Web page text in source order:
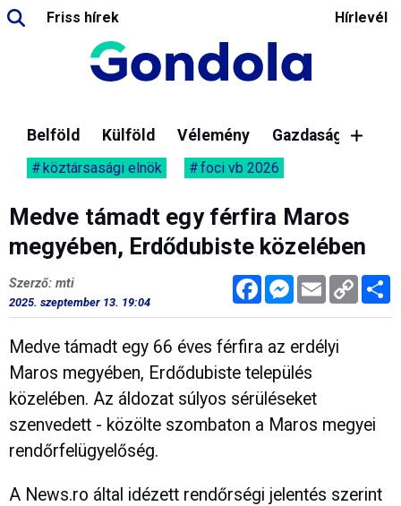
Friss hírek Hírlevél
Belföld Külföld Vélemény Gazdaság
köztársasági elnök foci vb 2026
Medve támadt egy férfira Maros
megyében, Erdődubiste közelében
FacebookMessenger
Email Copy
Link
Szerző: mti
2025. szeptember 13. 19:04
Medve támadt egy 66 éves férfira az erdélyi
Maros megyében, Erdődubiste település
közelében. Az áldozat súlyos sérüléseket
szenvedett - közölte szombaton a Maros megyei
rendőrfelügyelőség.
A News.ro által idézett rendőrségi jelentés szerint